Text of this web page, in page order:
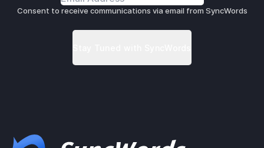
Consent to receive communications via email from SyncWords